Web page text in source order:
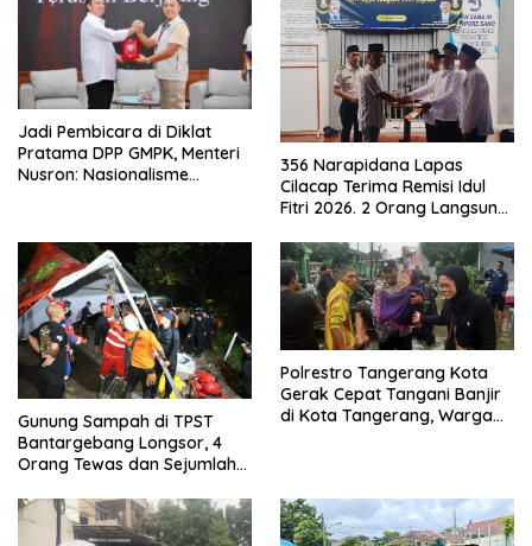
Jadi Pembicara di Diklat
Pratama DPP GMPK, Menteri
Nusron: Nasionalisme
356 Narapidana Lapas
Cilacap Terima Remisi Idul
Fitri 2026. 2 Orang Langsung
Gunung Sampah di TPST
Bantargebang Longsor, 4
Orang Tewas dan Sejumlah
Polrestro Tangerang Kota
Gerak Cepat Tangani Banjir
di Kota Tangerang, Warga